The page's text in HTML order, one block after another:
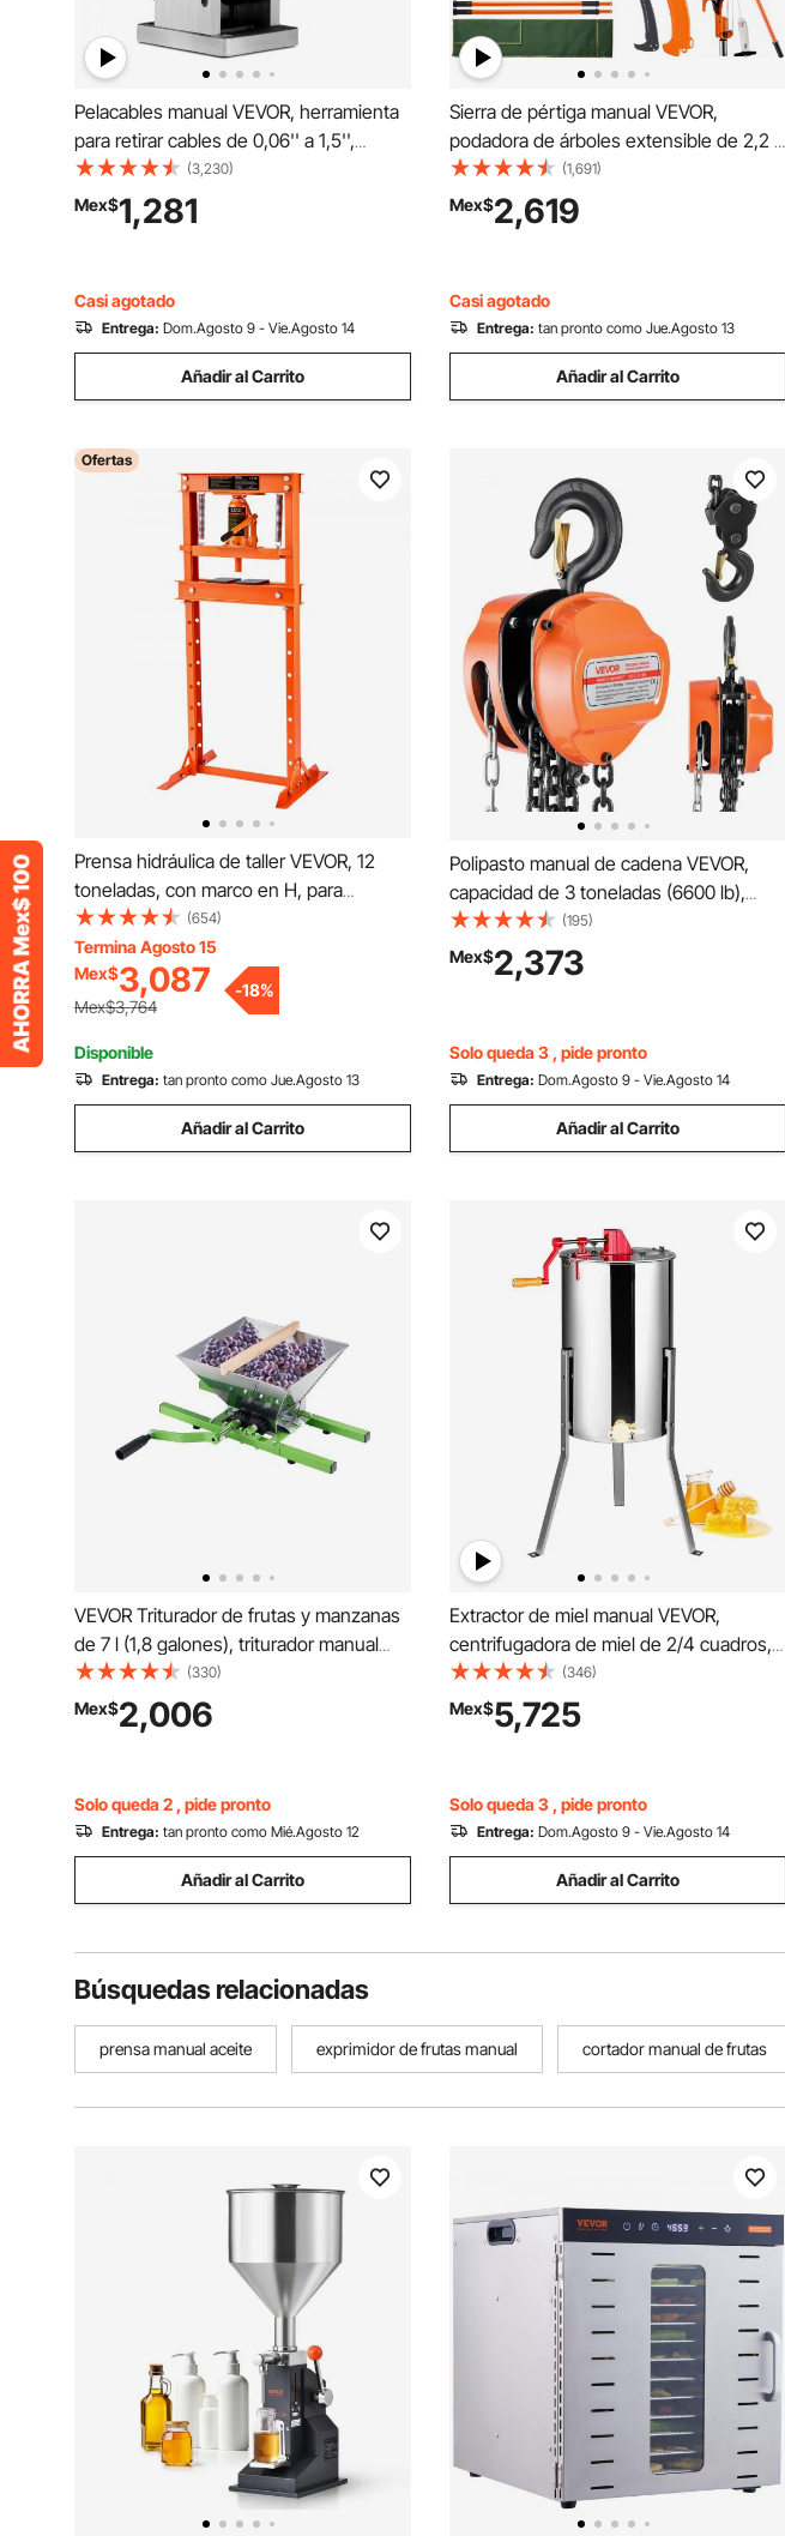
Pelacables manual VEVOR, herramienta
para retirar cables de 0,06'' a 1,5'',
opción de taladro, medidor de
profundidad transparente, construcción
ligera de aluminio para un
(3,230)
Mex$1,281
Casi agotado
Entrega: Dom.Agosto 9 - Vie.Agosto 14
Añadir al Carrito
Sierra de pértiga manual VEVOR,
podadora de árboles extensible de 2,2 a
8,2 metros, hoja de acero afilada y
tijeras para podar ramas altas, podadora
de ramas con mangos ligeros de fibra
(1,691)
Mex$2,619
Casi agotado
Entrega: tan pronto como Jue.Agosto 13
Añadir al Carrito
Ofertas
Prensa hidráulica de taller VEVOR, 12
toneladas, con marco en H, para
taller/garaje, ajustable con placas de
prensado, resistente, para garaje, taller
(654)
Termina Agosto 15
Mex$3,087
Mex$3,764
-18%
Disponible
Entrega: tan pronto como Jue.Agosto 13
Añadir al Carrito
Polipasto manual de cadena VEVOR,
capacidad de 3 toneladas (6600 lb),
polipasto manual con cadena
galvanizada G80 mejorada, altura de
elevación de 6 m (20 pies), polipasto de
naranja.
(195)
Mex$2,373
Solo queda 3 , pide pronto
Entrega: Dom.Agosto 9 - Vie.Agosto 14
Añadir al Carrito
VEVOR Triturador de frutas y manzanas
de 7 l (1,8 galones), triturador manual
grande, de acero inoxidable, para
prensar vino, sidra, manzanas y uvas,
con mango de rodillo para cocina y
(330)
Mex$2,006
Solo queda 2 , pide pronto
Entrega: tan pronto como Mié.Agosto 12
Añadir al Carrito
Extractor de miel manual VEVOR,
centrifugadora de miel de 2/4 cuadros,
acero inoxidable, tambor centrífugo con
tapa, equipo de apicultura con soporte
de altura ajustable.
(346)
Mex$5,725
Solo queda 3 , pide pronto
Entrega: Dom.Agosto 9 - Vie.Agosto 14
Añadir al Carrito
Búsquedas relacionadas
prensa manual aceite exprimidor de frutas manual cortador manual de frutas